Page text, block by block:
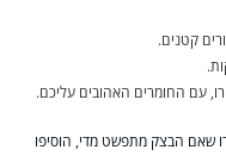
עם החומרים האהובים עליכם.
שאם הבצק מתפשט מדי, הוסיפו